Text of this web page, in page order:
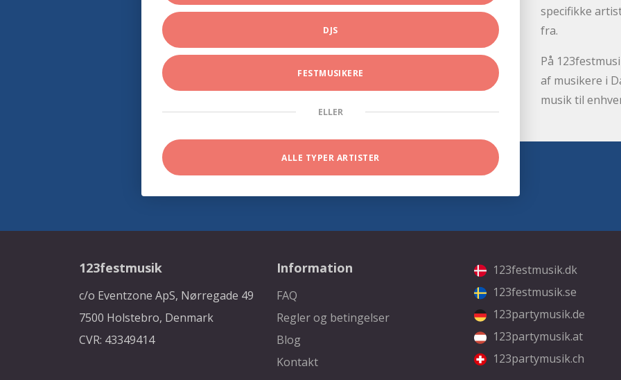
DJS
FESTMUSIKERE
ELLER
ALLE TYPER ARTISTER
specifikke
fra.
På
af musikere i
musik til
123festmusik
c/o Eventzone ApS, Nørregade 49
7500 Holstebro, Denmark
CVR: 43349414
Information
FAQ
Regler og betingelser
Blog
Kontakt
123festmusik.dk
123festmusik.se
123partymusik.de
123partymusik.at
123partymusik.ch